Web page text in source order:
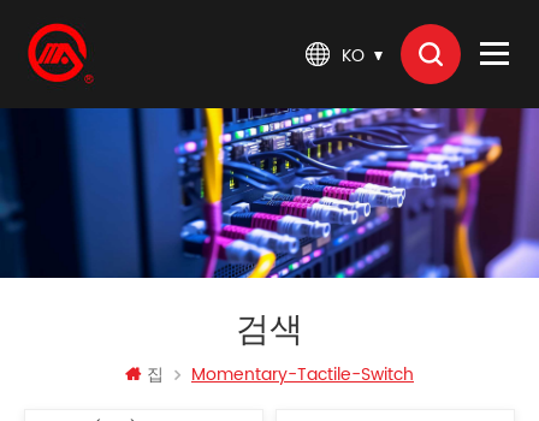
KO
검색
집 Momentary-Tactile-Switch